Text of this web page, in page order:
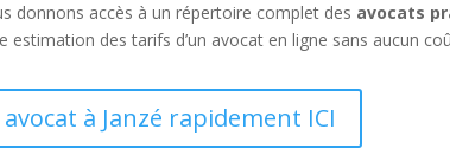
donnons accès à un répertoire complet des avocats
des tarifs d’un avocat en ligne sans aucun
à Janzé rapidement ICI